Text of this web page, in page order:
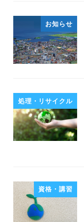
お知らせ
処理・リサイクル
資格・講習